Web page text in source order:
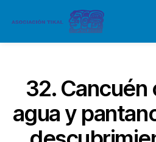
32. Cancuén
agua y